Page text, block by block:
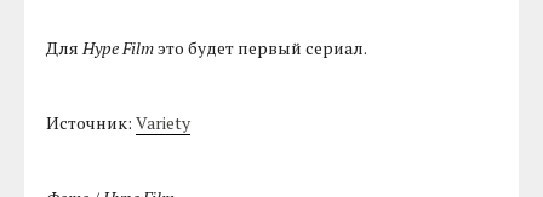
ДляHype Filmэто будет первый сериал.
Источник:Variety